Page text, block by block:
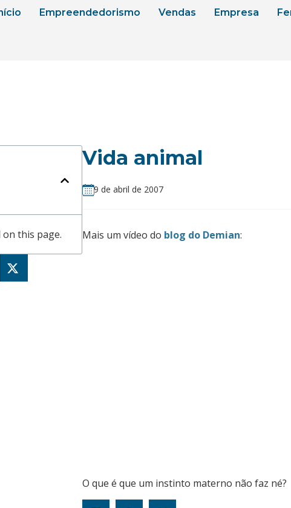
Empreendedorismo Vendas Empresa
this page.
Vida animal
9 de abril de 2007
Mais um vídeo do blog do Demian:
O que é que um instinto materno não faz né?